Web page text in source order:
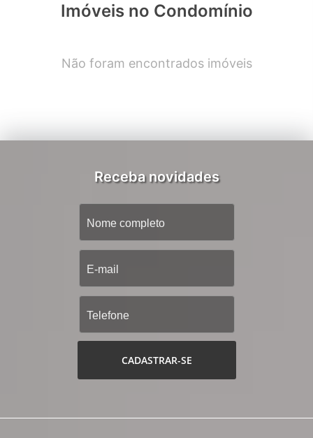
Imóveis no Condomínio
Não foram encontrados imóveis
Receba novidades
CADASTRAR-SE